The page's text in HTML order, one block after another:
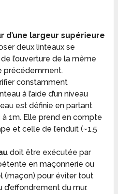
d’une largeur supérieure
deux linteaux se
l’ouverture de la même
précédemment.
constamment
à l’aide d’un niveau
est définie en partant
à 1m. Elle prend en compte
et celle de l’enduit (~1,5
doit être exécutée par
en maçonnerie ou
(maçon) pour éviter tout
d’effondrement du mur.